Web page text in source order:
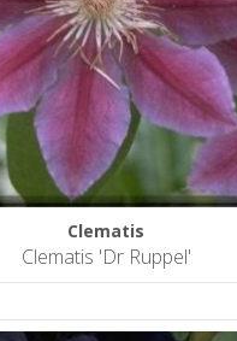
Clematis
Clematis 'Dr Ruppel'